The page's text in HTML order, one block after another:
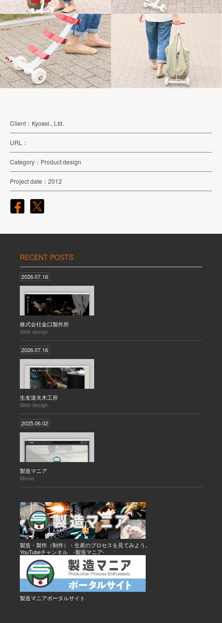
Client Kyosei., Ltd.
URL
Category Product design
Project date 2012
RECENT POSTS
2026.07.16
株式会社金口製作所
Web design
2026.07.16
生友達夫木工所
Web design
2025.06.02
製造マニア
Movie
製造・製作（制作）・生産のプロセスを見てみよう。
YouTubeチャンネル -製造マニア-
製造マニアポータルサイト